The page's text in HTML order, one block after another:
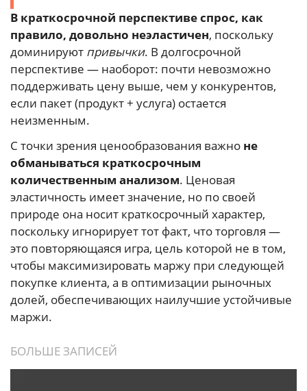
В краткосрочной перспективе спрос, как
правило, довольно неэластичен, поскольку
доминируют привычки. В долгосрочной
перспективе — наоборот: почти невозможно
поддерживать цену выше, чем у конкурентов,
если пакет (продукт + услуга) остается
неизменным.
С точки зрения ценообразования важно не
обманываться краткосрочным
количественным анализом. Ценовая
эластичность имеет значение, но по своей
природе она носит краткосрочный характер,
поскольку игнорирует тот факт, что торговля —
это повторяющаяся игра, цель которой не в том,
чтобы максимизировать маржу при следующей
покупке клиента, а в оптимизации рыночных
долей, обеспечивающих наилучшие устойчивые
маржи.
БОЛЬШЕ ЗАПИСЕЙ